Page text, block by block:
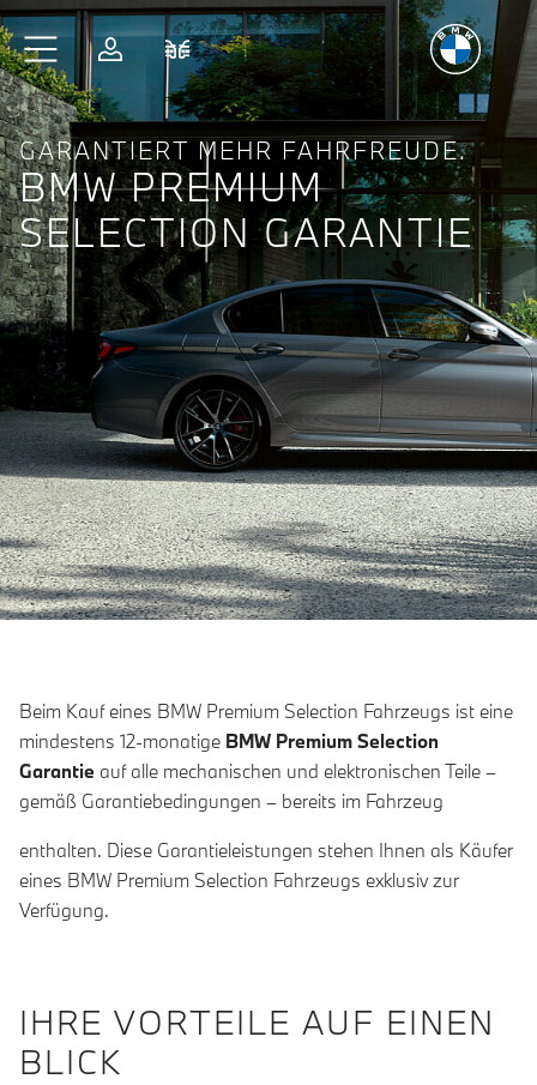
Zum Hauptinhalt springen
AnmeldenFahrzeugvergleich
Freudeam Fahren
GARANTIERT MEHR FAHRFREUDE.
BMW PREMIUM
SELECTION GARANTIE
Beim Kauf eines BMW Premium Selection Fahrzeugs ist eine
mindestens 12-monatige BMW Premium Selection
Garantie auf alle mechanischen und elektronischen Teile –
gemäß Garantiebedingungen – bereits im Fahrzeug
enthalten. Diese Garantieleistungen stehen Ihnen als Käufer
eines BMW Premium Selection Fahrzeugs exklusiv zur
Verfügung.
IHRE VORTEILE AUF EINEN
BLICK